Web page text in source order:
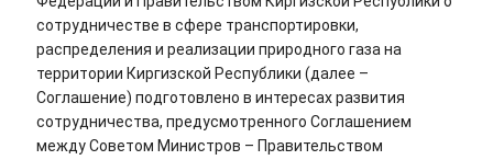
сотрудничестве в сфере транспортировки,
распределения и реализации природного газа на
территории Киргизской Республики (далее –
Соглашение) подготовлено в интересах развития
сотрудничества, предусмотренного Соглашением
между Советом Министров – Правительством